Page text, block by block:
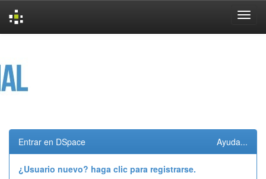
Entrar en DSpace Ayuda...
¿Usuario nuevo? haga clic para registrarse.